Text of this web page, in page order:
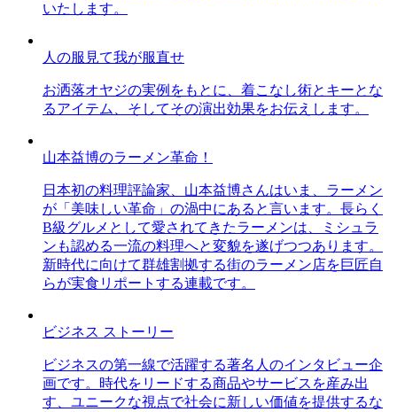
いたします。
人の服見て我が服直せ
お洒落オヤジの実例をもとに、着こなし術とキーとな
るアイテム、そしてその演出効果をお伝えします。
山本益博のラーメン革命！
日本初の料理評論家、山本益博さんはいま、ラーメン
が「美味しい革命」の渦中にあると言います。長らく
B級グルメとして愛されてきたラーメンは、ミシュラ
ンも認める一流の料理へと変貌を遂げつつあります。
新時代に向けて群雄割拠する街のラーメン店を巨匠自
らが実食リポートする連載です。
ビジネス ストーリー
ビジネスの第一線で活躍する著名人のインタビュー企
画です。時代をリードする商品やサービスを産み出
す、ユニークな視点で社会に新しい価値を提供するな